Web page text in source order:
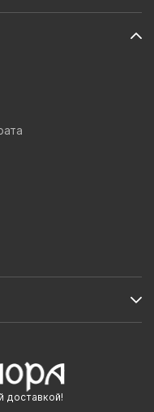
доставкой!